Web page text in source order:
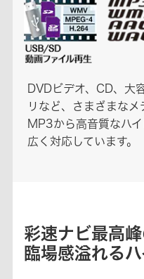
DVDビデオ、CD、大
リなど、さまざまな
MP3から高音質なハ
広く対応しています。
彩速ナビ最高峰
臨場感溢れる